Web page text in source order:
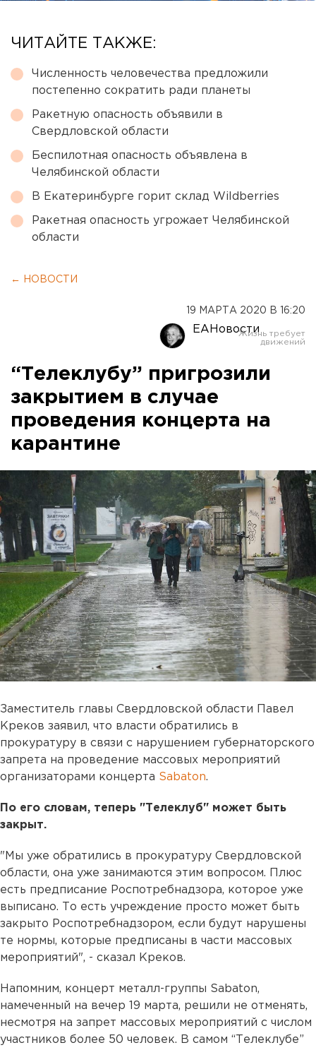
ЧИТАЙТЕ ТАКЖЕ:
Численность человечества предложили
постепенно сократить ради планеты
Ракетную опасность объявили в
Свердловской области
Беспилотная опасность объявлена в
Челябинской области
В Екатеринбурге горит склад Wildberries
Ракетная опасность угрожает Челябинской
области
← НОВОСТИ
19 МАРТА 2020 В 16:20
ЕАНовости
“Телеклубу” пригрозили
закрытием в случае
проведения концерта на
карантине
Заместитель главы Свердловской области Павел
Креков заявил, что власти обратились в
прокуратуру в связи с нарушением губернаторского
запрета на проведение массовых мероприятий
организаторами концерта Sabaton.
По его словам, теперь "Телеклуб" может быть
закрыт.
"Мы уже обратились в прокуратуру Свердловской
области, она уже занимаются этим вопросом. Плюс
есть предписание Роспотребнадзора, которое уже
выписано. То есть учреждение просто может быть
закрыто Роспотребнадзором, если будут нарушены
те нормы, которые предписаны в части массовых
мероприятий", - сказал Креков.
Напомним, концерт металл-группы Sabaton,
намеченный на вечер 19 марта, решили не отменять,
несмотря на запрет массовых мероприятий с числом
участников более 50 человек. В самом “Телеклубе”